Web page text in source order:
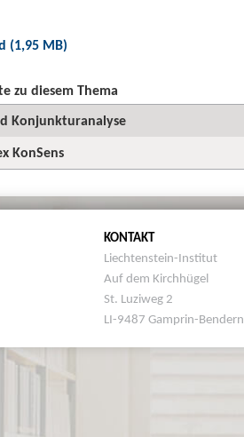
(1,95 MB)
zu diesem Thema
Konjunkturanalyse
KonSens
KONTAKT
Liechtenstein-Institut
Auf dem Kirchhügel
St. Luziweg 2
LI-9487 Gamprin-Bendern